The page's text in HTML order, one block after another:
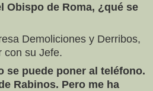
Obispo de Roma, ¿qué se
Demoliciones y Derribos,
con su Jefe.
se puede poner al teléfono.
Rabinos. Pero me ha